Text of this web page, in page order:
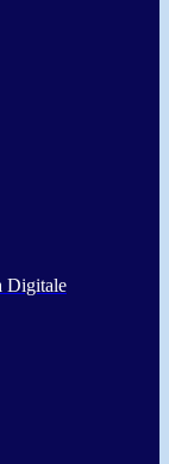
Digitale